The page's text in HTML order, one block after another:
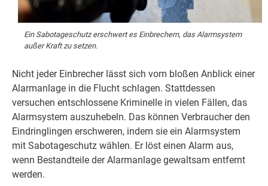
Ein Sabotageschutz erschwert es Einbrechern, das Alarmsystem
außer Kraft zu setzen.
Nicht jeder Einbrecher lässt sich vom bloßen Anblick einer
Alarmanlage in die Flucht schlagen. Stattdessen
versuchen entschlossene Kriminelle in vielen Fällen, das
Alarmsystem auszuhebeln. Das können Verbraucher den
Eindringlingen erschweren, indem sie ein Alarmsystem
mit Sabotageschutz wählen. Er löst einen Alarm aus,
wenn Bestandteile der Alarmanlage gewaltsam entfernt
werden.